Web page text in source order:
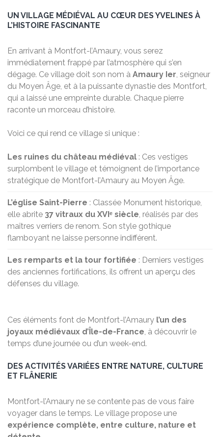
UN VILLAGE MÉDIÉVAL AU CŒUR DES YVELINES À
L’HISTOIRE FASCINANTE
En arrivant à Montfort-l’Amaury, vous serez
immédiatement frappé par l’atmosphère qui s’en
dégage. Ce village doit son nom à Amaury Ier, seigneur
du Moyen Âge, et à la puissante dynastie des Montfort,
qui a laissé une empreinte durable. Chaque pierre
raconte un morceau d’histoire.
Voici ce qui rend ce village si unique :
Les ruines du château médiéval : Ces vestiges
surplombent le village et témoignent de l’importance
stratégique de Montfort-l’Amaury au Moyen Âge.
L’église Saint-Pierre : Classée Monument historique,
elle abrite 37 vitraux du XVIᵉ siècle, réalisés par des
maîtres verriers de renom. Son style gothique
flamboyant ne laisse personne indifférent.
Les remparts et la tour fortifiée : Derniers vestiges
des anciennes fortifications, ils offrent un aperçu des
défenses du village.
Ces éléments font de Montfort-l’Amaury l’un des
joyaux médiévaux d’Île-de-France, à découvrir le
temps d’une journée ou d’un week-end.
DES ACTIVITÉS VARIÉES ENTRE NATURE, CULTURE
ET FLÂNERIE
Montfort-l’Amaury ne se contente pas de vous faire
voyager dans le temps. Le village propose une
expérience complète, entre culture, nature et